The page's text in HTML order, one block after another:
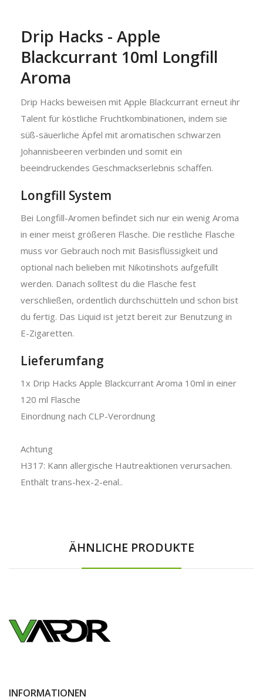
Drip Hacks - Apple
Blackcurrant 10ml Longfill
Aroma
Drip Hacks beweisen mit Apple Blackcurrant erneut ihr
Talent für köstliche Fruchtkombinationen, indem sie
süß-säuerliche Äpfel mit aromatischen schwarzen
Johannisbeeren verbinden und somit ein
beeindruckendes Geschmackserlebnis schaffen.
Longfill System
Bei Longfill-Aromen befindet sich nur ein wenig Aroma
in einer meist größeren Flasche. Die restliche Flasche
muss vor Gebrauch noch mit Basisflüssigkeit und
optional nach belieben mit Nikotinshots aufgefüllt
werden. Danach solltest du die Flasche fest
verschließen, ordentlich durchschütteln und schon bist
du fertig. Das Liquid ist jetzt bereit zur Benutzung in
E-Zigaretten.
Lieferumfang
1x Drip Hacks Apple Blackcurrant Aroma 10ml in einer
120 ml Flasche
Einordnung nach CLP-Verordnung
Achtung
H317: Kann allergische Hautreaktionen verursachen.
Enthält trans-hex-2-enal..
ÄHNLICHE PRODUKTE
INFORMATIONEN